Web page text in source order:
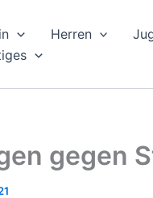
Herren
gegen